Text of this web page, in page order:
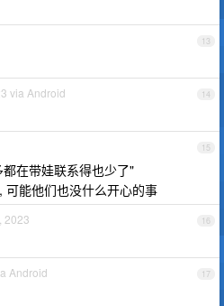
13
14
via Android
15
在带娃联系得也少了"
能他们也没什么开心的事
16
2023
17
Android